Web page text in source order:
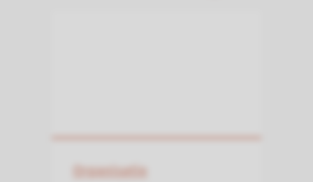
Organisatie